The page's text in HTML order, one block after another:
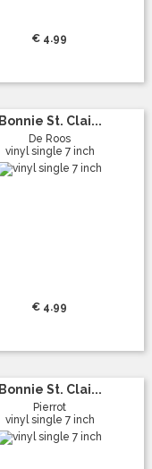
€ 4.99
Bonnie St. Clai...
De Roos
vinyl single 7 inch
€ 4.99
Bonnie St. Clai...
Pierrot
vinyl single 7 inch